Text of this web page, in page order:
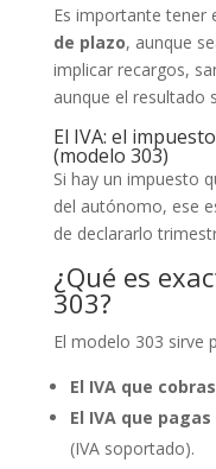
Es importante tener
de plazo, aunque
implicar recargos,
aunque el resultado
El IVA: el
(modelo 303)
Si hay un impuesto
del autónomo, ese
de declararlo
¿Qué es
303?
El modelo 303 sirve
El IVA que
El IVA que
(IVA soportado).